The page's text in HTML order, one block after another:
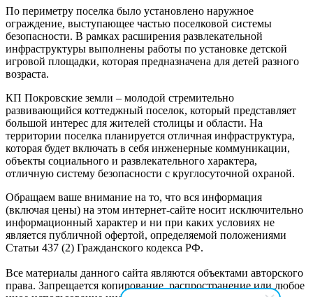
По периметру поселка было установлено наружное
ограждение, выступающее частью поселковой системы
безопасности. В рамках расширения развлекательной
инфраструктуры выполнены работы по установке детской
игровой площадки, которая предназначена для детей разного
возраста.
КП Покровские земли – молодой стремительно
развивающийся коттеджный поселок, который представляет
большой интерес для жителей столицы и области. На
территории поселка планируется отличная инфраструктура,
которая будет включать в себя инженерные коммуникации,
объекты социального и развлекательного характера,
отличную систему безопасности с круглосуточной охраной.
Обращаем ваше внимание на то, что вся информация
(включая цены) на этом интернет-сайте носит исключительно
информационный характер и ни при каких условиях не
является публичной офертой, определяемой положениями
Статьи 437 (2) Гражданского кодекса РФ.
Все материалы данного сайта являются объектами авторского
права. Запрещается копирование, распространение или любое